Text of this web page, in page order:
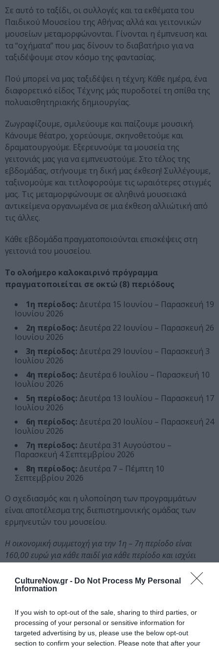
CultureNow.gr - Do Not Process My Personal
Information
If you wish to opt-out of the sale, sharing to third parties, or
processing of your personal or sensitive information for
targeted advertising by us, please use the below opt-out
section to confirm your selection. Please note that after your
Σε αυτό το ταξίδι, οι συλλογές και τα εκθέματα του
Παιδικού Μουσείου της Αθήνας αλλά και γειτονικών
μουσείων μεταμορφώνονται. Γίνονται η έμπνευση και
τα “οχήματα” που μας δίνουν το διαβατήριο για να
ταξιδέψουμε στον κόσμο της φαντασίας.
Πού μπορεί να μας ταξιδέψει η τέχνη; Κάθε ημέρα, ένα
διαφορετικό είδος Τέχνης μάς πυροδοτεί τη σπίθα της
πολυαισθητηριακής δημιουργίας.
Ζωγραφίζουμε, σμιλεύουμε και παίζουμε μουσική.
Κάνουμε θέατρο, χορεύουμε, σκηνοθετούμε και
δραματουργούμε. Εξερευνούμε τα μουσεία της
γειτονιάς μας για να εμπνευστούμε. Στο τέλος της
εβδομάδας, στήνουμε τη δική μας έκθεση! Συλλέγουμε,
ταξινομούμε και τιτλοφορούμε τις ωραιότερες στιγμές
μας. Τις μεταμορφώνουμε σε αληθινά μουσειακά
αντικείμενα οργανωμένα σε μια έκθεση αλλιώτική από
τις άλλες.
Κάθε εβδομάδα πραγματοποιούνται επισκέψεις στη
γειτονιά του μουσείου.
Το ολοήμερο καλοκαιρινό πρόγραμμα
πραγματοποιείται σε οκτώ (8) περιόδους
1η περίοδος: Δευτέρα 15 Ιουνίου – Παρασκευή 19
Ιουνίου 2026
2η περίοδος: Δευτέρα 22 Ιουνίου – Παρασκευή 26
Ιουνίου 2026
3η περίοδος: Δευτέρα 29 Ιουνίου – Παρασκευή 3
Ιουλίου 2026
4η περίοδος: Δευτέρα 6 Ιουλίου – Παρασκευή 10
Ιουλίου 2026
5η περίοδος: Δευτέρα 13 Ιουλίου – Παρασκευή 17
Ιουλίου 2026
6η περίοδος: Δευτέρα 20 Ιουλίου – Παρασκευή 24
Ιουλίου 2026
7η περίοδος: Δευτέρα 31 Αυγούστου –
Παρασκευή 4 Σεπτεμβρίου 2026
8η περίοδος: Δευτέρα 7 – Πέμπτη 10
Σεπτεμβρίου 2026
Ο σχεδιασμός και η υλοποίηση των προγραμμάτων
είναι αποτέλεσμα της διεπιστημονικής ομάδας των
ερμηνευτών του μουσείου.
Η οικονομική συμμετοχή για την 1η – 7η περίοδο είναι
160,00 ευρώ για κάθε παιδί για κάθε περίοδο και ισχύει
κάθε παιδί για κάθε περίοδο για κρατήσεις
έως τις 15/6 για την 3η και 4η περίοδο
έως τις 22/6 για την 5η και 6η περίοδο
έως τις 06/7 για την 7η και 8η περίοδο